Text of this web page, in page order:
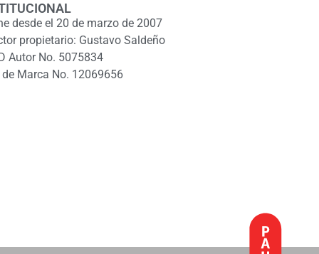
desde el 20 de marzo de 2007
propietario: Gustavo Saldeño
Autor No. 5075834
de Marca No. 12069656